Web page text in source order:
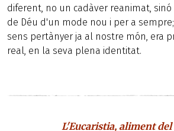
diferent, no un cadàver reanimat,
de Déu d'un mode nou i per a
sens pertànyer ja al nostre món, era
real, en la seva plena identitat.
L'Eucaristia, aliment